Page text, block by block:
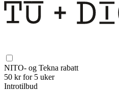
NITO- og Tekna rabatt
50 kr for 5 uker
Introtilbud